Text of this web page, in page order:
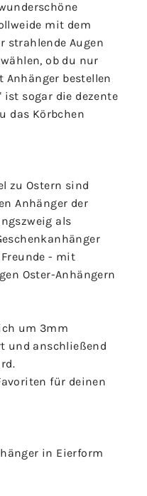
mit dem
strahlende Augen
ob du nur
Anhänger bestellen
ist sogar die dezente
das Körbchen
zu Ostern sind
Anhänger der
als
- mit
Oster-Anhängern
um 3mm
und anschließend
für deinen
in Eierform